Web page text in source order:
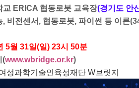
교 ERICA 협동로봇 교육장(경기도 안
, 비전센서, 협동로봇, 파이썬 등 이론
5월 31일(일) 23시 50분
(www.wbridge.or.kr)
성과학기술인육성재단 W브릿지